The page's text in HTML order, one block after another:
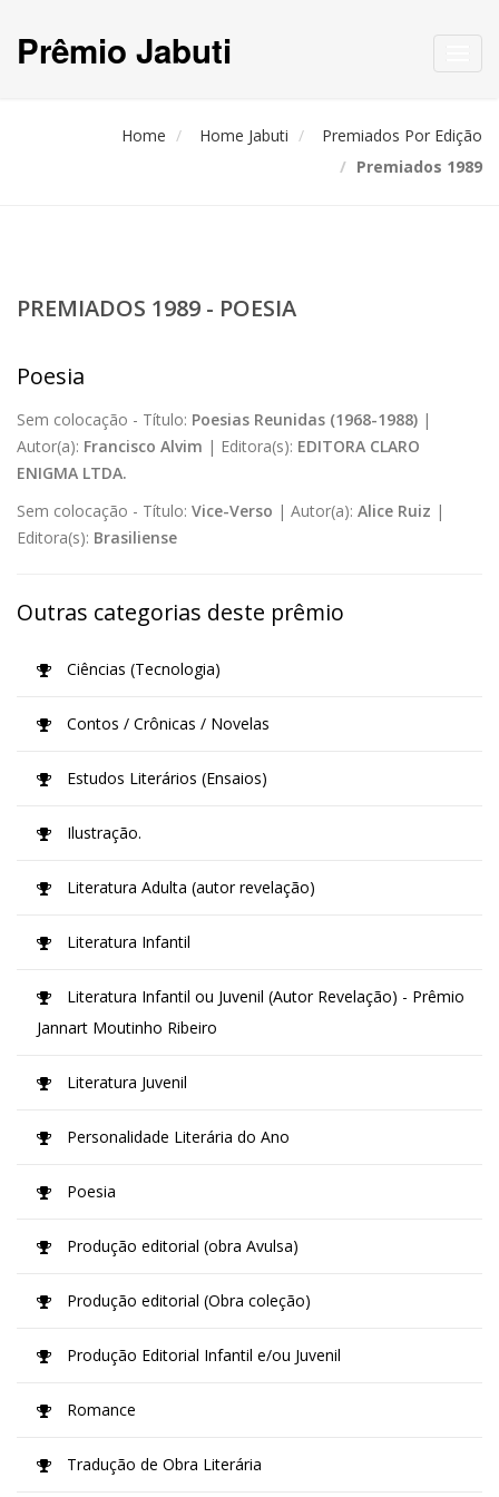
Prêmio Jabuti
Home Home Jabuti
Premiados Por Edição
Premiados 1989
PREMIADOS 1989 - POESIA
Poesia
Sem colocação - Título: Poesias Reunidas (1968-1988) |
Autor(a): Francisco Alvim | Editora(s): EDITORA CLARO
ENIGMA LTDA.
Sem colocação - Título: Vice-Verso | Autor(a): Alice Ruiz |
Editora(s): Brasiliense
Outras categorias deste prêmio
Ciências (Tecnologia)
Contos / Crônicas / Novelas
Estudos Literários (Ensaios)
Ilustração.
Literatura Adulta (autor revelação)
Literatura Infantil
Literatura Infantil ou Juvenil (Autor Revelação) - Prêmio
Jannart Moutinho Ribeiro
Literatura Juvenil
Personalidade Literária do Ano
Poesia
Produção editorial (obra Avulsa)
Produção editorial (Obra coleção)
Produção Editorial Infantil e/ou Juvenil
Romance
Tradução de Obra Literária